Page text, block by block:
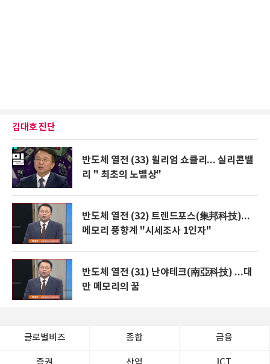
김대호 진단
반도체 열전 (33) 윌리엄 쇼클리... 실리콘밸
리 " 최초의 노벨상"
반도체 열전 (32) 트렌드포스(集邦科技)...
메모리 풍향계 "시세조사 1인자"
반도체 열전 (31) 난야테크(南亞科技) ...대
만 메모리의 꿈
글로벌비즈 종합 금융